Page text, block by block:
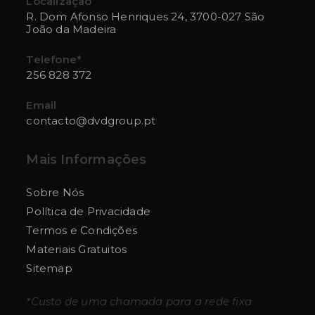
tab tab tabtabtab
R. Dom Afonso Henriques 24, 3700-027 São
João da Madeira
Telefone*
256 828 372
in
your
Email
contacto@dvdgroup.ptOpens
Mais Informações
Sobre Nós
Política de Privacidade
Termos e Condições
Materiais Gratuitos
Sitemap
*Custo de uma chamada para a rede fixa